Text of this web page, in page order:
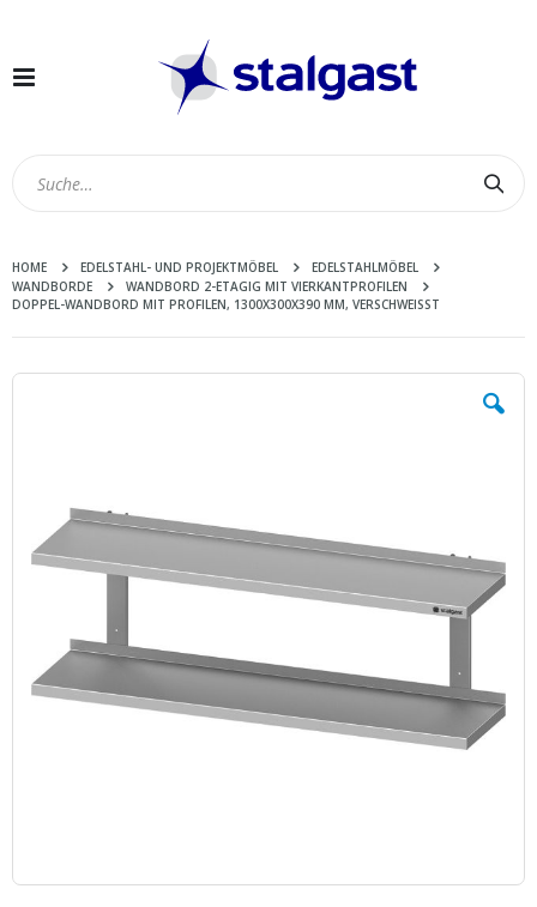
Navigation
HOME EDELSTAHL- UND PROJEKTMÖBEL
EDELSTAHLMÖBEL
WANDBORDE
WANDBORD 2-ETAGIG MIT VIERKANTPROFILEN
DOPPEL-WANDBORD MIT PROFILEN, 1300X300X390 MM, VERSCHWEISST
Zum